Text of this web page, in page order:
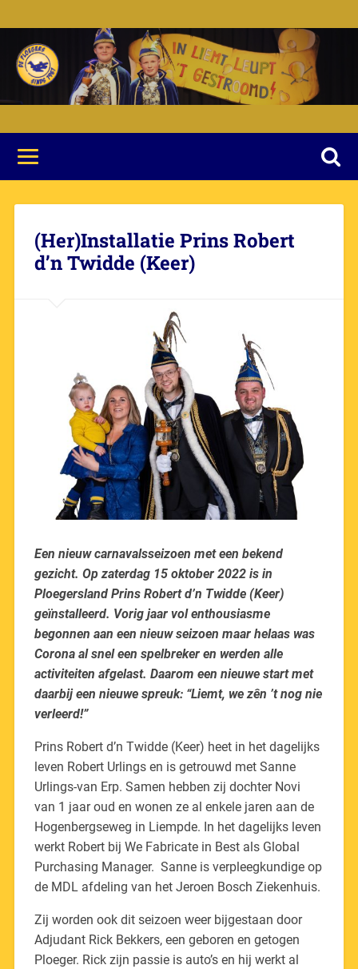
(Her)Installatie Prins Robert
d’n Twidde (Keer)
Een nieuw carnavalsseizoen met een bekend
gezicht. Op zaterdag 15 oktober 2022 is in
Ploegersland Prins Robert d’n Twidde (Keer)
geïnstalleerd. Vorig jaar vol enthousiasme
begonnen aan een nieuw seizoen maar helaas was
Corona al snel een spelbreker en werden alle
activiteiten afgelast. Daarom een nieuwe start met
daarbij een nieuwe spreuk: “Liemt, we zên ’t nog nie
verleerd!”
Prins Robert d’n Twidde (Keer) heet in het dagelijks
leven Robert Urlings en is getrouwd met Sanne
Urlings-van Erp. Samen hebben zij dochter Novi
van 1 jaar oud en wonen ze al enkele jaren aan de
Hogenbergseweg in Liempde. In het dagelijks leven
werkt Robert bij We Fabricate in Best als Global
Purchasing Manager. Sanne is verpleegkundige op
de MDL afdeling van het Jeroen Bosch Ziekenhuis.
Zij worden ook dit seizoen weer bijgestaan door
Adjudant Rick Bekkers, een geboren en getogen
Ploeger. Rick zijn passie is auto’s en hij werkt al